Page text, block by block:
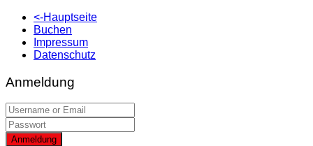
<-Hauptseite
Buchen
Impressum
Datenschutz
Anmeldung
Anmeldung